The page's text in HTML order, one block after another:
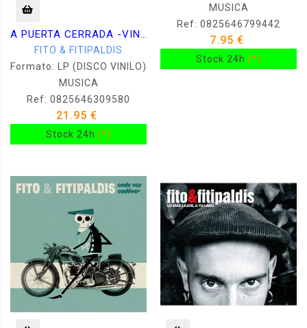
A PUERTA CERRADA -VINILO-
FITO & FITIPALDIS
Formato: LP (DISCO VINILO)
MUSICA
Ref: 0825646309580
21.95 €
Stock 24h (*)
MUSICA
Ref: 0825646799442
7.95 €
Stock 24h (*)